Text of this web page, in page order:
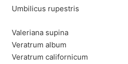
Umbilicus rupestris
Valeriana supina
Veratrum album
Veratrum californicum